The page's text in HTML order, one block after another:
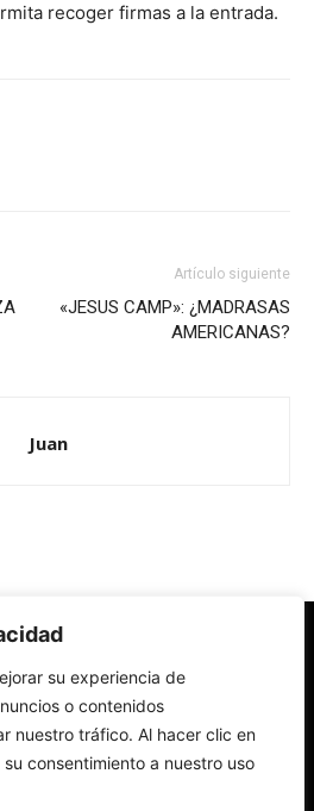
su experiencia de
o contenidos
nuestro tráfico. Al hacer clic en
consentimiento a nuestro uso
recoger firmas a la entrada.
Artículo siguiente
«JESUS CAMP»: ¿MADRASAS
AMERICANAS?
Juan
Iglesia católica y la sociedad